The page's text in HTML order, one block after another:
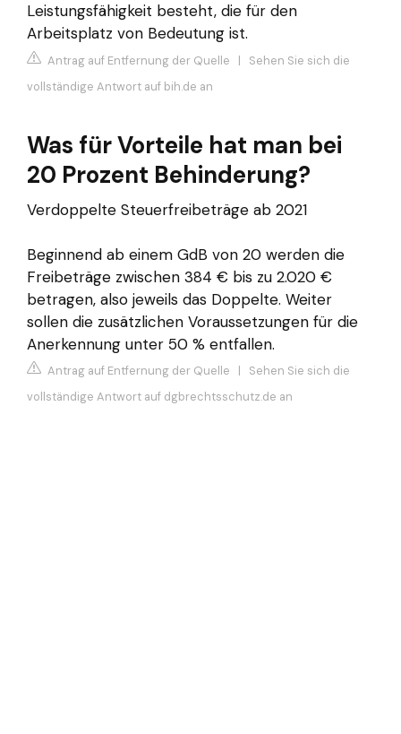
Leistungsfähigkeit besteht, die für den
Arbeitsplatz von Bedeutung ist.
Antrag auf Entfernung der Quelle | Sehen Sie sich die
vollständige Antwort auf bih.de an
Was für Vorteile hat man bei
20 Prozent Behinderung?
Verdoppelte Steuerfreibeträge ab 2021
Beginnend ab einem GdB von 20 werden die
Freibeträge zwischen 384 € bis zu 2.020 €
betragen, also jeweils das Doppelte. Weiter
sollen die zusätzlichen Voraussetzungen für die
Anerkennung unter 50 % entfallen.
Antrag auf Entfernung der Quelle | Sehen Sie sich die
vollständige Antwort auf dgbrechtsschutz.de an